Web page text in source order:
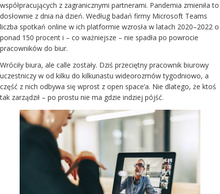
współpracujących z zagranicznymi partnerami. Pandemia zmieniła to
dosłownie z dnia na dzień. Według badań firmy Microsoft Teams
liczba spotkań online w ich platformie wzrosła w latach 2020–2022 o
ponad 150 procent i – co ważniejsze – nie spadła po powrocie
pracowników do biur.
Wróciły biura, ale calle zostały. Dziś przeciętny pracownik biurowy
uczestniczy w od kilku do kilkunastu wideorozmów tygodniowo, a
część z nich odbywa się wprost z open space’a. Nie dlatego, że ktoś
tak zarządził – po prostu nie ma gdzie indziej pójść.